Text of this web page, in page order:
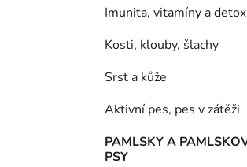
Imunita, vitamíny a detox
Kosti, klouby, šlachy
Srst a kůže
Aktivní pes, pes v zátěži
PAMLSKY A
PSY